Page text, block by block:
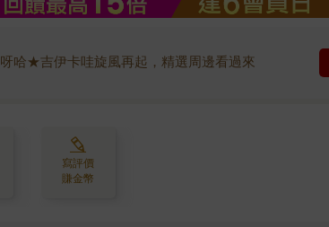
呀哈★吉伊卡哇旋風再起，精選周邊看過來
寫評價
賺金幣